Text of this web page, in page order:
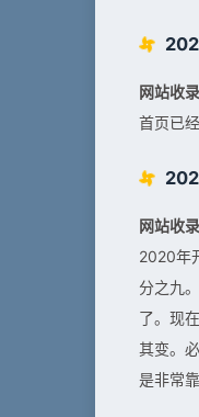
网站收
首页已
网站收
2020年
分之九
了。现
其变。
是非常